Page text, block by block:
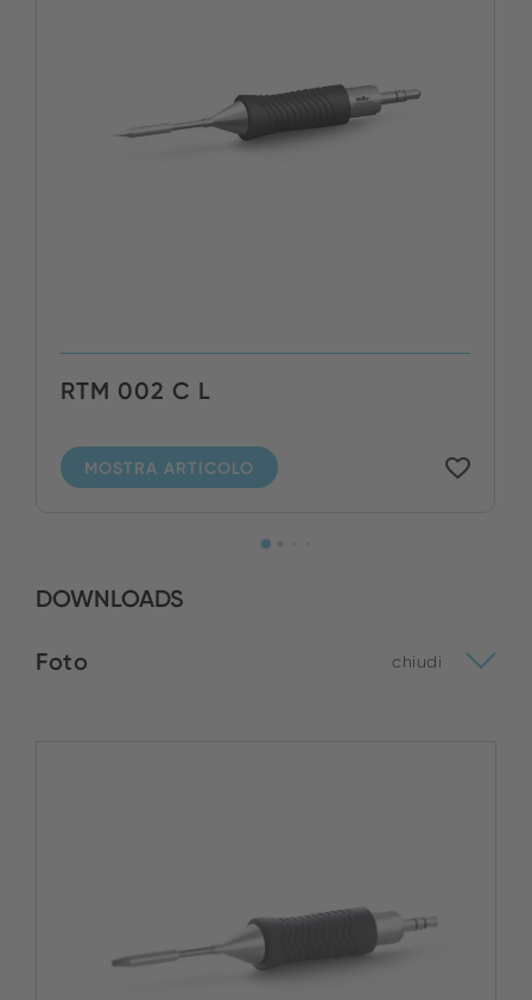
RTM 002 C L
MOSTRA ARTICOLO
DOWNLOADS
Foto chiudi